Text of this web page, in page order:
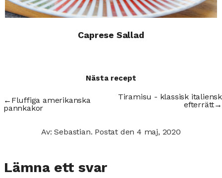
Caprese Sallad
Nästa recept
← Fluffiga amerikanska
pannkakor
Tiramisu - klassisk italiensk
efterrätt→
Av: Sebastian. Postat den 4 maj, 2020
Lämna ett svar